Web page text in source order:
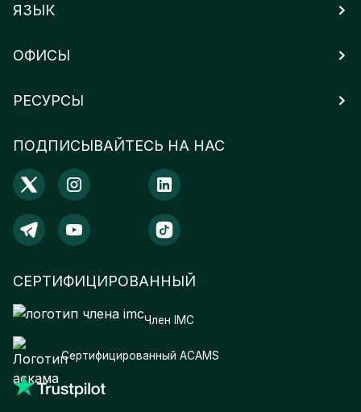
ЯЗЫК
ПОДПИСЫВАЙТЕСЬ НА НАС
ОФИСЫ
РЕСУРСЫ
СЕРТИФИЦИРОВАННЫЙ
Член IMC
Сертифицированный ACAMS